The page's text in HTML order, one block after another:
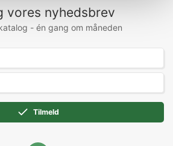
vores nyhedsbrev
- én gang om måneden
Tilmeld